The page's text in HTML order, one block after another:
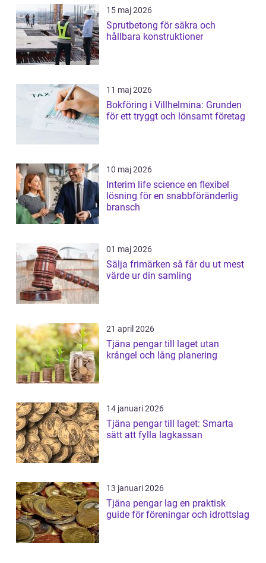
15 maj 2026
Sprutbetong för säkra och
hållbara konstruktioner
11 maj 2026
Bokföring i Villhelmina: Grunden
för ett tryggt och lönsamt företag
10 maj 2026
Interim life science en flexibel
lösning för en snabbföränderlig
bransch
01 maj 2026
Sälja frimärken så får du ut mest
värde ur din samling
21 april 2026
Tjäna pengar till laget utan
krångel och lång planering
14 januari 2026
Tjäna pengar till laget: Smarta
sätt att fylla lagkassan
13 januari 2026
Tjäna pengar lag en praktisk
guide för föreningar och idrottslag